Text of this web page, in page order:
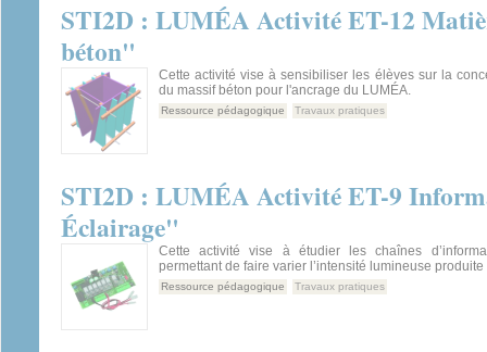
STI2D : LUMÉA Activité ET-12
béton"
Cette activité vise à sensibiliser les élèves sur la
du massif béton pour l'ancrage du LUMÉA.
Ressource pédagogique Travaux pratiques
STI2D : LUMÉA Activité ET-9
Éclairage"
Cette activité vise à étudier les chaînes
permettant de faire varier l’intensité lumineuse
Ressource pédagogique Travaux pratiques